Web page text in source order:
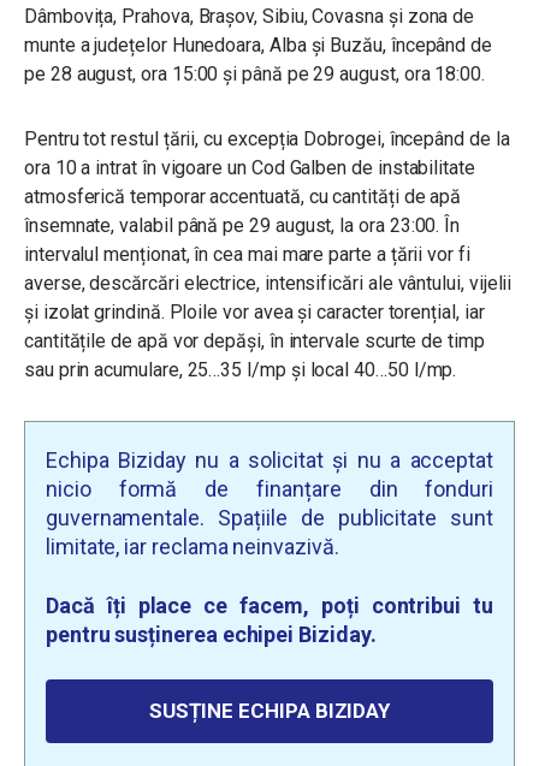
Dâmbovița, Prahova, Brașov, Sibiu, Covasna și zona de
munte a județelor Hunedoara, Alba și Buzău, începând de
pe 28 august, ora 15:00 și până pe 29 august, ora 18:00.
Pentru tot restul țării, cu excepția Dobrogei, începând de la
ora 10 a intrat în vigoare un Cod Galben de instabilitate
atmosferică temporar accentuată, cu cantități de apă
însemnate, valabil până pe29 august, la ora 23:00. În
intervalul menționat, în cea mai mare parte a țării vor fi
averse, descărcări electrice, intensificări ale vântului, vijelii
și izolat grindină. Ploile vor avea și caracter torențial, iar
cantitățile de apă vor depăși, în intervale scurte de timp
sau prin acumulare, 25…35 l/mp și local 40…50 l/mp.
Echipa Biziday nu a solicitat și nu a acceptat
nicio formă de finanțare din fonduri
guvernamentale. Spațiile de publicitate sunt
limitate, iar reclama neinvazivă.
Dacă îți place ce facem, poți contribui tu
pentru susținerea echipei Biziday.
SUSȚINE ECHIPA BIZIDAY